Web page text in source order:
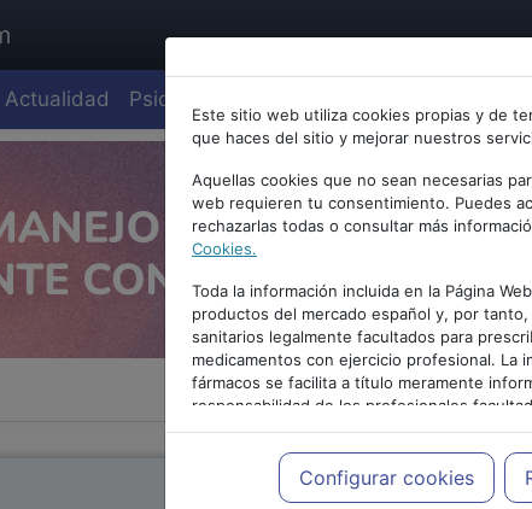
Actualidad Psiquiatría
Este sitio web utiliza cookies propias y de
que haces del sitio y mejorar nuestros
Aquellas cookies que no sean necesarias
web requieren tu consentimiento. Puedes
rechazarlas todas o consultar más
Cookies.
Toda la información incluida en la Página
productos del mercado español y, por
sanitarios legalmente facultados para
medicamentos con ejercicio profesional. La
fármacos se facilita a título meramente
responsabilidad de los profesionales
medicamentos y decidir, en cada caso
adecuado a las necesidades del paciente.
Configurar cookies
PUBLICIDAD